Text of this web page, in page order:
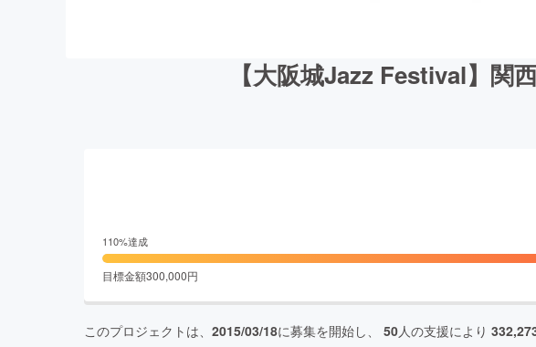
【大阪城Jazz Festival】
110%達成
目標金額300,000円
このプロジェクトは、 2015/03/18に募集を開始し、 50人の支援により